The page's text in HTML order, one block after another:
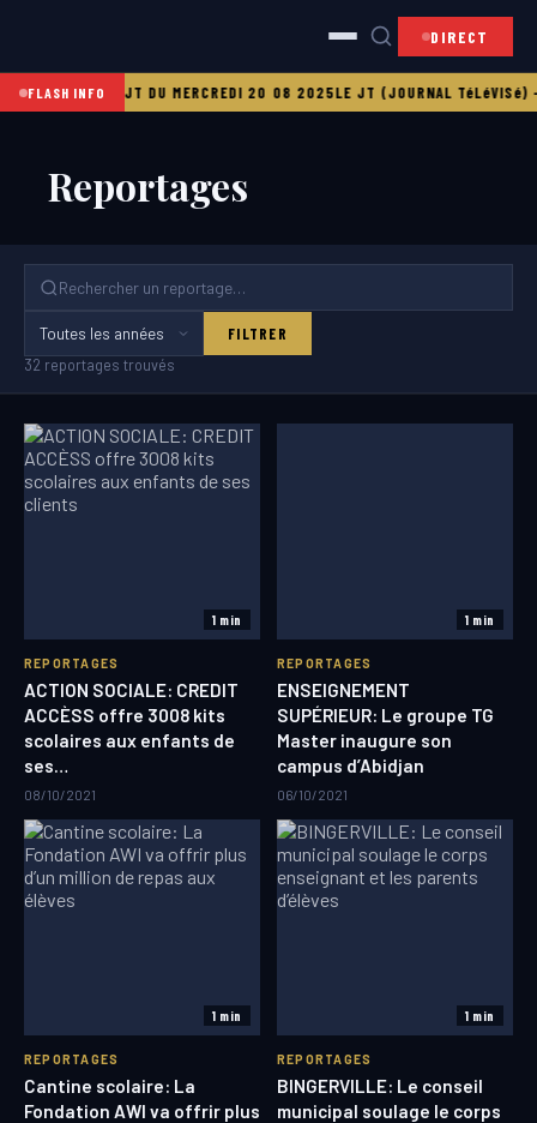
DIRECT
FLASH INFO
TéLéVISé)— JT DU MERCREDI 20 08 2025LE JT (JOURNAL TéLéVISé)—
Reportages
FILTRER
32 reportages trouvés
1 min
REPORTAGES
ACTION SOCIALE: CREDIT
ACCÈSS offre 3008 kits
scolaires aux enfants de
ses…
08/10/2021
1 min
REPORTAGES
ENSEIGNEMENT
SUPÉRIEUR: Le groupe TG
Master inaugure son
campus d’Abidjan
06/10/2021
1 min
REPORTAGES
Cantine scolaire: La
Fondation AWI va offrir plus
1 min
REPORTAGES
BINGERVILLE: Le conseil
municipal soulage le corps